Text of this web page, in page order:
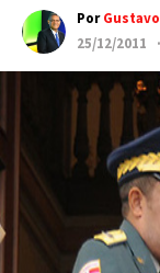
Por
25/12/2011